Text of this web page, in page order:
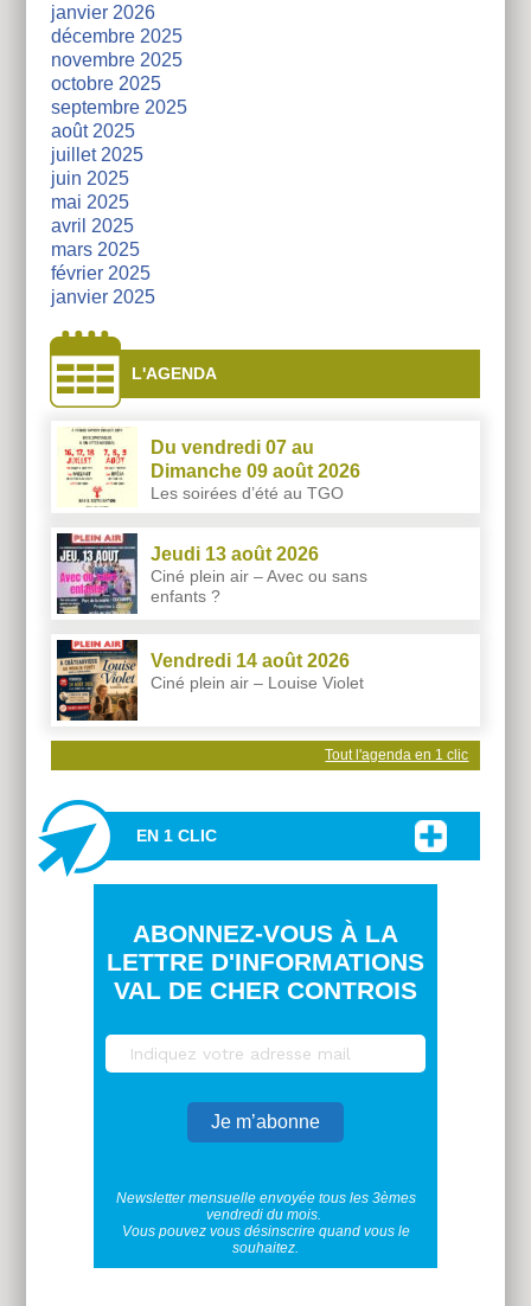
janvier 2026
décembre 2025
novembre 2025
octobre 2025
septembre 2025
août 2025
juillet 2025
juin 2025
mai 2025
avril 2025
mars 2025
février 2025
janvier 2025
L'AGENDA
Du vendredi 07 au
Dimanche 09 août 2026
Les soirées d’été au TGO
Jeudi 13 août 2026
Ciné plein air – Avec ou sans
enfants ?
Vendredi 14 août 2026
Ciné plein air – Louise Violet
Tout l'agenda en 1 clic
EN 1 CLIC
ABONNEZ-VOUS À LA
LETTRE D'INFORMATIONS
VAL DE CHER CONTROIS
Newsletter mensuelle envoyée tous les 3èmes
vendredi du mois.
Vous pouvez vous désinscrire quand vous le
souhaitez.